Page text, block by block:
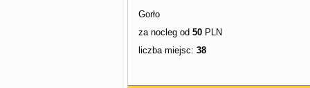
Gorło
za nocleg od 50PLN
liczba miejsc: 38